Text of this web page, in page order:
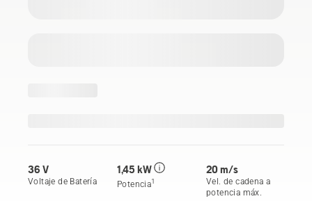
36 V
Voltaje de Batería
1,45 kW
Potencia1
20 m/s
Vel. de cadena a
potencia máx.